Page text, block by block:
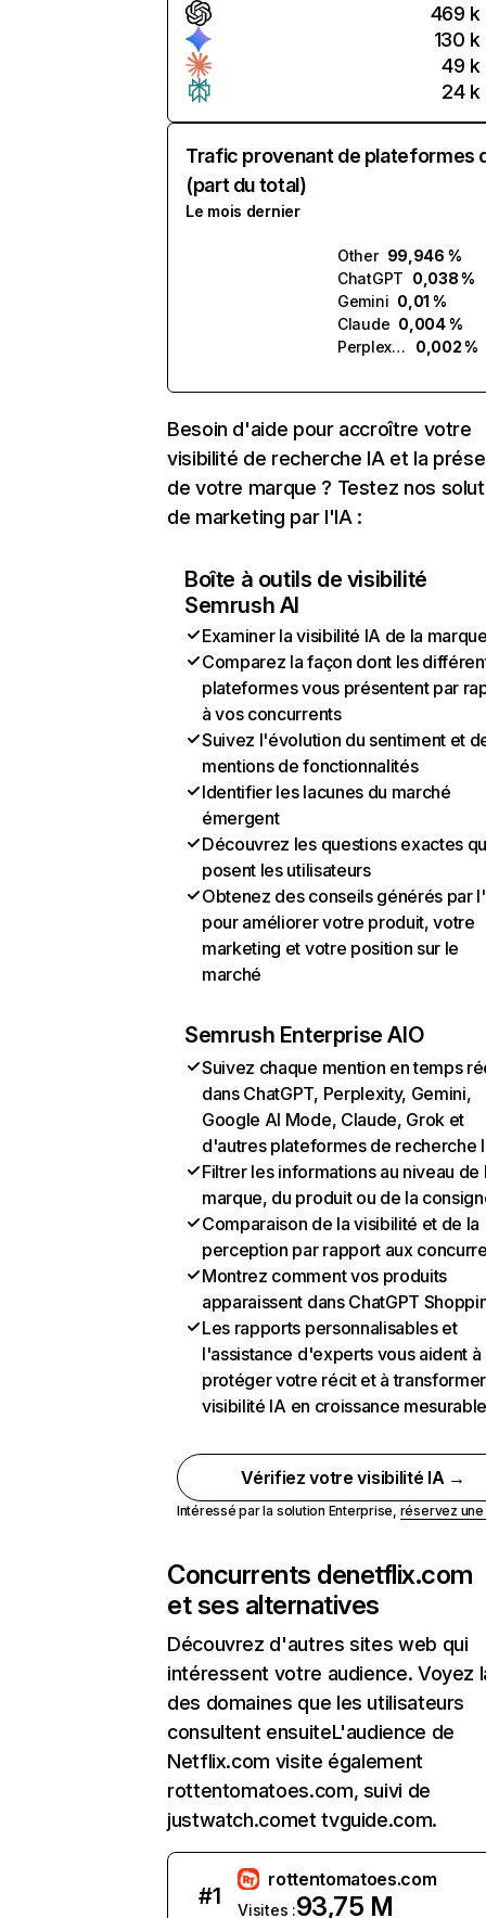
469 k
130 k
49 k
24 k
Trafic provenant de plateformes
(part du total)
Le mois dernier
Other 99,946 %
ChatGPT 0,038 %
Gemini 0,01 %
Claude 0,004 %
Perplexity
0,002 %
Besoin d'aide pour accroître votre
visibilité de recherche IA et la
de votre marque ? Testez nos
de marketing par l'IA :
Boîte à outils de visibilité
Semrush AI
Examiner la visibilité IA de la
Comparez la façon dont les
plateformes vous présentent par
à vos concurrents
Suivez l'évolution du sentiment et
mentions de fonctionnalités
Identifier les lacunes du marché
émergent
Découvrez les questions exactes
posent les utilisateurs
Obtenez des conseils générés par
pour améliorer votre produit, votre
marketing et votre position sur le
marché
Semrush Enterprise AIO
Suivez chaque mention en temps
dans ChatGPT, Perplexity, Gemini,
Google AI Mode, Claude, Grok et
d'autres plateformes de recherche
Filtrer les informations au niveau de
marque, du produit ou de la
Comparaison de la visibilité et de la
perception par rapport aux
Montrez comment vos produits
apparaissent dans ChatGPT
Les rapports personnalisables et
l'assistance d'experts vous aident à
protéger votre récit et à
visibilité IA en croissance
Vérifiez votre visibilité IA →
Intéressé par la solution Enterprise, réservez
Concurrents denetflix.com
et ses alternatives
Découvrez d'autres sites web qui
intéressent votre audience. Voyez
des domaines que les utilisateurs
consultent ensuiteL'audience de
Netflix.com visite également
rottentomatoes.com, suivi de
justwatch.comet tvguide.com.
#1
rottentomatoes.com
Visites :93,75 M